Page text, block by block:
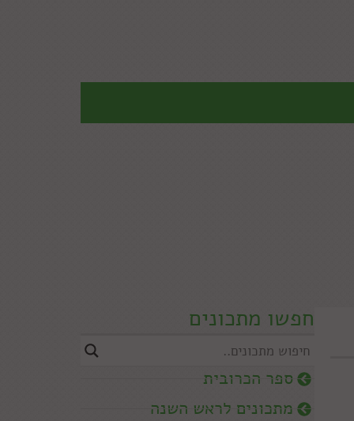
חפשו מתכונים
ספר הכרובית
מתכונים לראש השנה